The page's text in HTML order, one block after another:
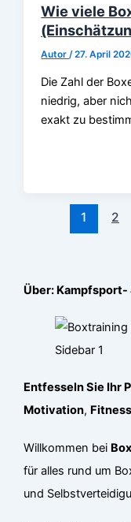
Wie viele
Autor/27. April
Die Zahl der
niedrig, aber
exakt zu
1 2
Über: Kampfsport-
Entfesseln Sie Ihr
Motivation, Fitness
Willkommen bei
für alles rund um
und